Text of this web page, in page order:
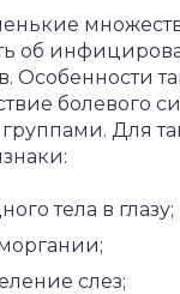
об
Особенности
Для
тела в глазу;
слез;